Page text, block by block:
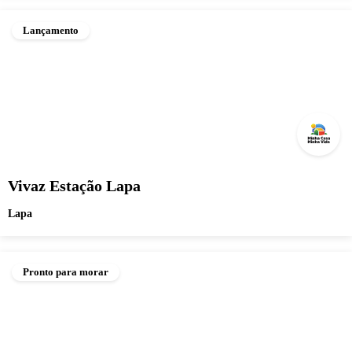
Lançamento
Vivaz Estação Lapa
Lapa
Pronto para morar